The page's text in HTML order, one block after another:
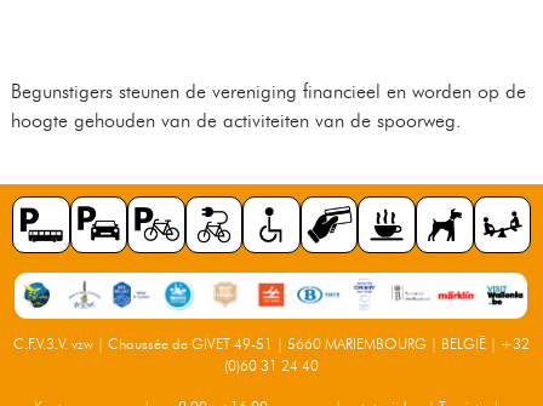
Begunstigers steunen de vereniging financieel en worden op de
hoogte gehouden van de activiteiten van de spoorweg.
C.F.V.3.V. vzw | Chaussée de GIVET 49-51 | 5660 MARIEMBOURG | BELGIË | +32
(0)60 31 24 40